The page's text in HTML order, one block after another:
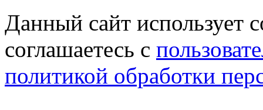
Данный сайт использует
соглашаетесь с
политикой обработки